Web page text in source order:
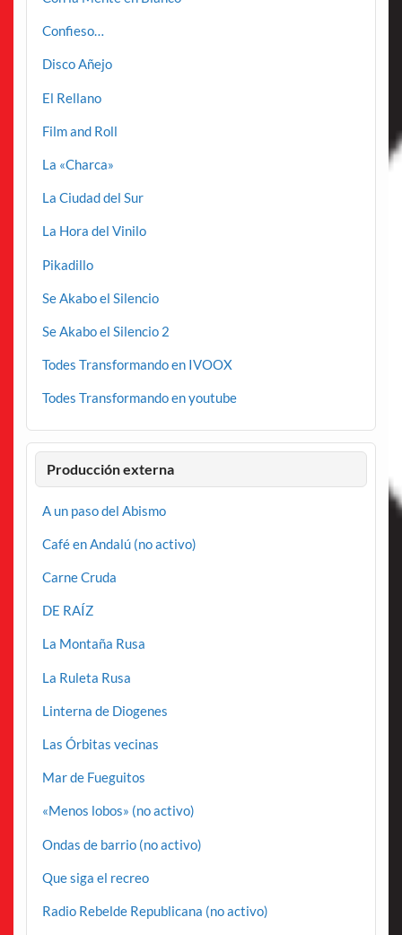
Confieso…
Disco Añejo
El Rellano
Film and Roll
La «Charca»
La Ciudad del Sur
La Hora del Vinilo
Pikadillo
Se Akabo el Silencio
Se Akabo el Silencio 2
Todes Transformando en IVOOX
Todes Transformando en youtube
Producción externa
A un paso del Abismo
Café en Andalú (no activo)
Carne Cruda
DE RAÍZ
La Montaña Rusa
La Ruleta Rusa
Linterna de Diogenes
Las Órbitas vecinas
Mar de Fueguitos
«Menos lobos» (no activo)
Ondas de barrio (no activo)
Que siga el recreo
Radio Rebelde Republicana (no activo)